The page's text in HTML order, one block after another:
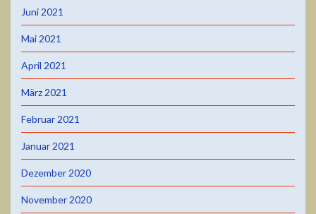
Juni 2021
Mai 2021
April 2021
März 2021
Februar 2021
Januar 2021
Dezember 2020
November 2020